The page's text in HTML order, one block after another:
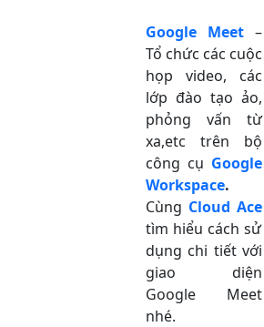
Google Meet –
Tổ chức các cuộc
họp video, các
lớp đào tạo ảo,
phỏng vấn từ
xa,etc trên bộ
công cụ Google
Workspace.
Cùng Cloud Ace
tìm hiểu cách sử
dụng chi tiết với
giao diện
Google Meet
nhé.